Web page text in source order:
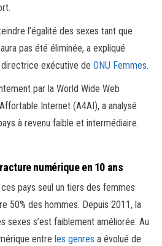
l’égalité des sexes tant que
pas été éliminée, a expliqué
exécutive de ONU Femmes.
par la World Wide Web
Internet (A4AI), a analysé
à revenu faible et intermédiaire.
numérique en 10 ans
pays seul un tiers des femmes
50% des hommes. Depuis 2011, la
sexes s’est faiblement améliorée. Au
entre les genres a évolué de